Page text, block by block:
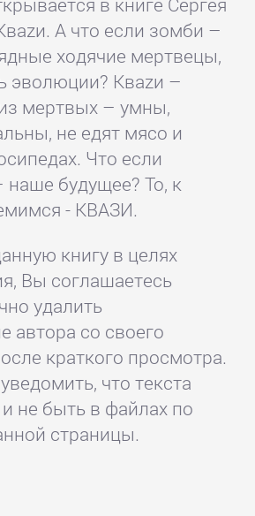
А что если зомби –
ходячие мертвецы,
эволюции? Кваzи –
мертвых – умны,
не едят мясо и
Что если
будущее? То, к
- КВАЗИ.
книгу в целях
Вы соглашаетесь
удалить
автора со своего
краткого просмотра.
что текста
не быть в файлах по
страницы.